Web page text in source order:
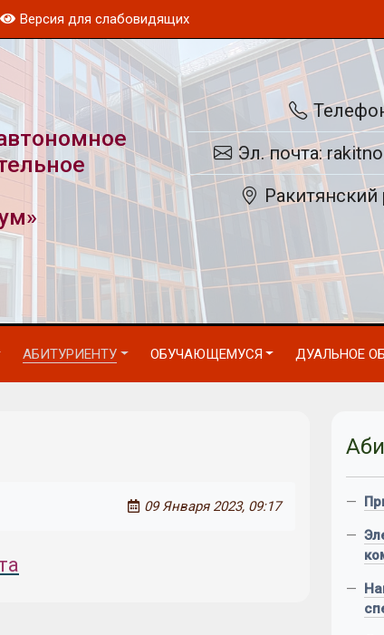
Версия для слабовидящих
Эл. почта:
Ракитянский
АБИТУРИЕНТУ ОБУЧАЮЩЕМУСЯ ДУАЛЬНОЕ
09 Января 2023, 09:17 —
—
—